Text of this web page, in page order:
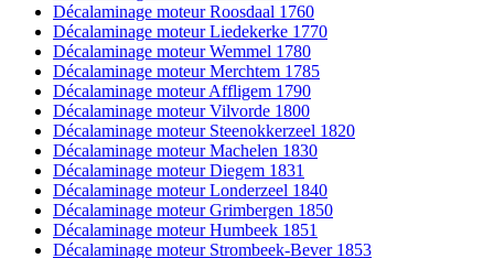
Décalaminage moteur Roosdaal 1760
Décalaminage moteur Liedekerke 1770
Décalaminage moteur Wemmel 1780
Décalaminage moteur Merchtem 1785
Décalaminage moteur Affligem 1790
Décalaminage moteur Vilvorde 1800
Décalaminage moteur Steenokkerzeel 1820
Décalaminage moteur Machelen 1830
Décalaminage moteur Diegem 1831
Décalaminage moteur Londerzeel 1840
Décalaminage moteur Grimbergen 1850
Décalaminage moteur Humbeek 1851
Décalaminage moteur Strombeek-Bever 1853